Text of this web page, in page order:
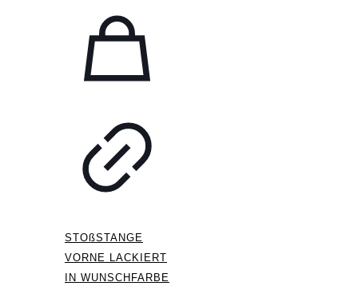
STOßSTANGE
VORNE LACKIERT
IN WUNSCHFARBE